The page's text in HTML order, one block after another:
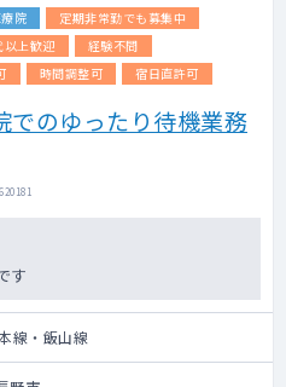
院
定期非常勤でも募集中
以上歓迎
経験不問
時間調整可 宿日直許可
でのゆったり待機業務
す
線・飯山線